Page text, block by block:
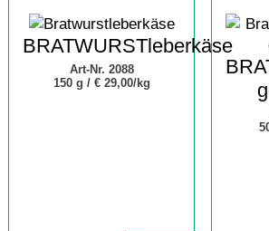
BRATWURSTleberkäse
Art-Nr. 2088
150 g / € 29,00/kg